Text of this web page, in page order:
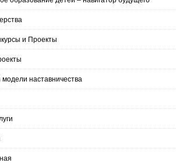
и Проекты
наставничества